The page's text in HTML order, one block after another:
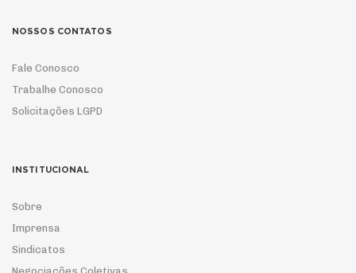
NOSSOS CONTATOS
Fale Conosco
Trabalhe Conosco
Solicitações LGPD
INSTITUCIONAL
Sobre
Imprensa
Sindicatos